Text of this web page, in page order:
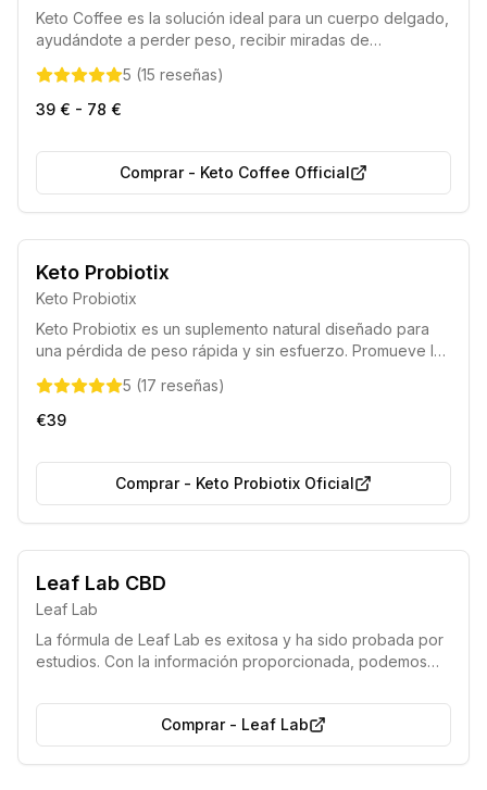
Keto Coffee es la solución ideal para un cuerpo delgado,
ayudándote a perder peso, recibir miradas de
a tu estilo de vida habitual.
5 (15 reseñas)
39 € - 78 €
Comprar- Keto Coffee Official
Entrega Segura 50% de Descuento
Keto Probiotix
Keto Probiotix
Keto Probiotix es un suplemento natural diseñado para
una pérdida de peso rápida y sin esfuerzo. Promueve la
reducir el apetito y acelerar la digestión sin alterar tu
estilo de vida.
5 (17 reseñas)
€39
Comprar- Keto Probiotix Oficial
Leaf Lab CBD
Leaf Lab
La fórmula de Leaf Lab es exitosa y ha sido probada por
estudios. Con la información proporcionada, podemos
objetivos para el uso de CBD.
Comprar- Leaf Lab